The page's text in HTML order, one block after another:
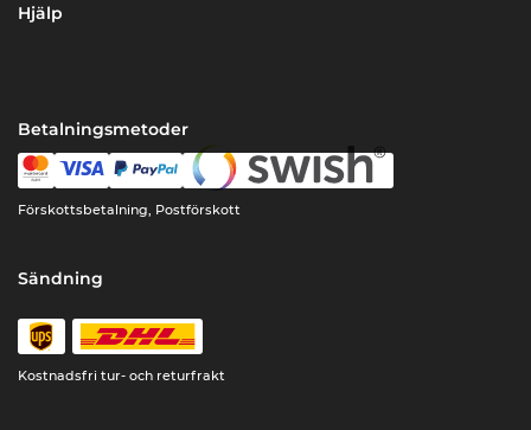
Hjälp
Betalningsmetoder
Förskottsbetalning, Postförskott
Sändning
Kostnadsfri tur- och returfrakt